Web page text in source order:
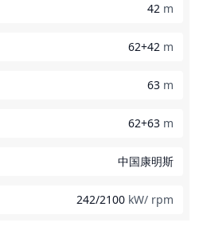
42 m
62+42 m
63 m
62+63 m
中国康明斯
242/2100 kW/ rpm